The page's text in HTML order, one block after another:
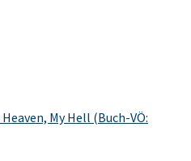
My Hell (Buch-VÖ: